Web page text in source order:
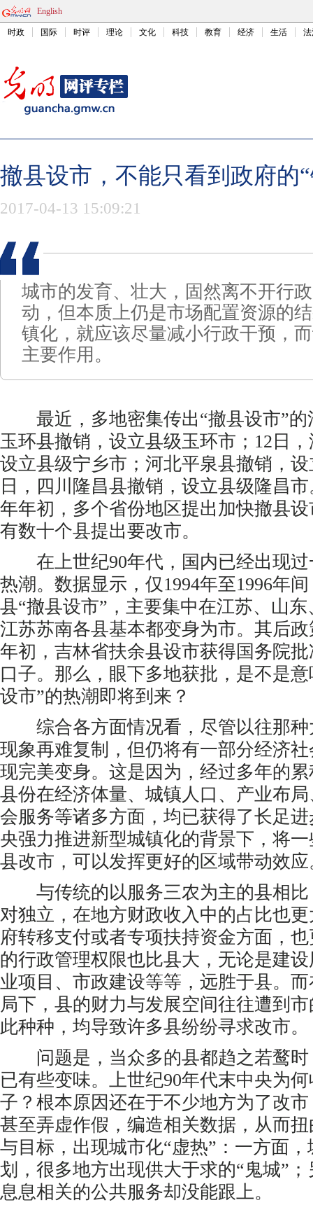
English
时政 国际 时评 理论 文化 科技 教育 经济 生活
撤县设市，不能只看到政府的
2017-04-13 15:09:21
城市的发育、壮大，固然离不开行
动，但本质上仍是市场配置资源的
镇化，就应该尽量减小行政干预，
主要作用。
最近，多地密集传出“撤县设市”的
玉环县撤销，设立县级玉环市；12日
设立县级宁乡市；河北平泉县撤销，
日，四川隆昌县撤销，设立县级隆昌
年年初，多个省份地区提出加快撤县
有数十个县提出要改市。
在上世纪90年代，国内已经出现过
热潮。数据显示，仅1994年至1996年
县“撤县设市”，主要集中在江苏、山
江苏苏南各县基本都变身为市。其后
年初，吉林省扶余县设市获得国务院
口子。那么，眼下多地获批，是不是
设市”的热潮即将到来？
综合各方面情况看，尽管以往那种
现象再难复制，但仍将有一部分经济
现完美变身。这是因为，经过多年的
县份在经济体量、城镇人口、产业布
会服务等诸多方面，均已获得了长足
央强力推进新型城镇化的背景下，将
县改市，可以发挥更好的区域带动效应
与传统的以服务三农为主的县相比
对独立，在地方财政收入中的占比也
府转移支付或者专项扶持资金方面，
的行政管理权限也比县大，无论是建
业项目、市政建设等等，远胜于县。
局下，县的财力与发展空间往往遭到
此种种，均导致许多县纷纷寻求改市。
问题是，当众多的县都趋之若鹜时
已有些变味。上世纪90年代末中央为
子？根本原因还在于不少地方为了改
甚至弄虚作假，编造相关数据，从而
与目标，出现城市化“虚热”：一方面
划，很多地方出现供大于求的“鬼城”
息息相关的公共服务却没能跟上。